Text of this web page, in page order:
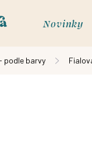
Novinky
podle barvy